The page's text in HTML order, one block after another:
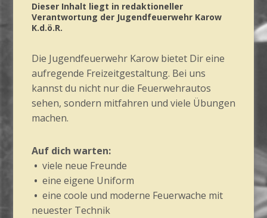
Dieser Inhalt liegt in redaktioneller
Verantwortung der Jugendfeuerwehr Karow
K.d.ö.R.
Die Jugendfeuerwehr Karow bietet Dir eine
aufregende Freizeitgestaltung. Bei uns
kannst du nicht nur die Feuerwehrautos
sehen, sondern mitfahren und viele Übungen
machen.
Auf dich warten:
• viele neue Freunde
• eine eigene Uniform
• eine coole und moderne Feuerwache mit
neuester Technik